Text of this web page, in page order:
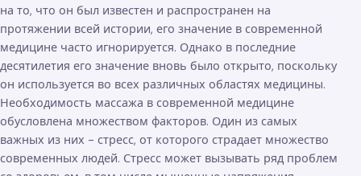
на то, что он был известен и распространен на
протяжении всей истории, его значение в современной
медицине часто игнорируется. Однако в последние
десятилетия его значение вновь было открыто, поскольку
он используется во всех различных областях медицины.
Необходимость массажа в современной медицине
обусловлена множеством факторов. Один из самых
важных из них - стресс, от которого страдает множество
современных людей. Стресс может вызывать ряд проблем